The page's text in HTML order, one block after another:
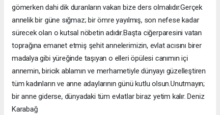
gömerken dahi dik duranların vakarı bize ders olmalıdır. ​Gerçek
annelik bir güne sığmaz; bir ömre yayılmış, son nefese kadar
sürecek olan o kutsal nöbetin adıdır. ​Başta ciğerparesini vatan
toprağına emanet etmiş şehit annelerimizin, evlat acısını birer
madalya gibi yüreğinde taşıyan o elleri öpülesi canımın içi
annemin, biricik ablamın ve merhametiyle dünyayı güzelleştiren
tüm kadınların ve anne adaylarının günü kutlu olsun. ​Unutmayın;
bir anne giderse, dünyadaki tüm evlatlar biraz yetim kalır. Deniz
Karabağ